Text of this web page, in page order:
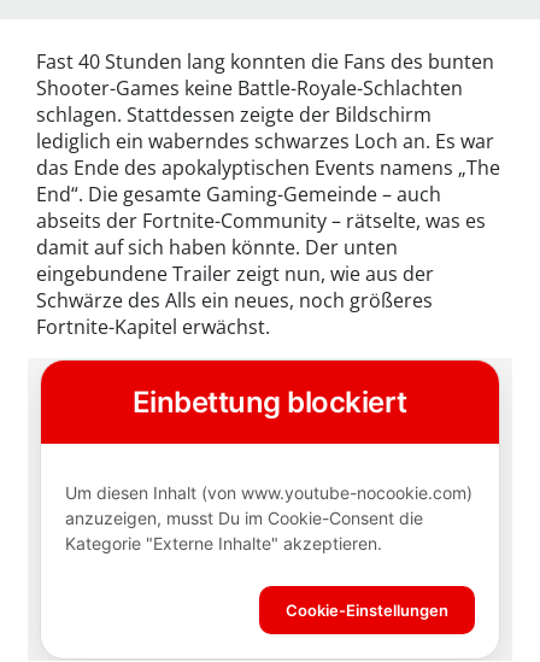
Fast 40 Stunden lang konnten die Fans des bunten
Shooter-Games keine Battle-Royale-Schlachten
schlagen. Stattdessen zeigte der Bildschirm
lediglich ein waberndes schwarzes Loch an. Es war
das Ende des apokalyptischen Events namens „The
End“. Die gesamte Gaming-Gemeinde – auch
abseits der Fortnite-Community – rätselte, was es
damit auf sich haben könnte. Der unten
eingebundene Trailer zeigt nun, wie aus der
Schwärze des Alls ein neues, noch größeres
Fortnite-Kapitel erwächst.